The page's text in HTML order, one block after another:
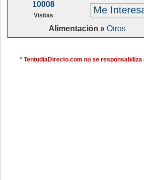
10008
Visitas Me
Alimentación » Otros
* TentudiaDirecto.com no se